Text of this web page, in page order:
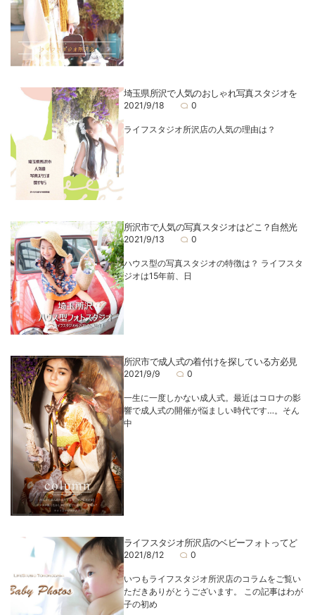
埼玉県所沢で人気のおしゃれ写真スタジオを
2021/9/18 0
ライフスタジオ所沢店の人気の理由は？
所沢市で人気の写真スタジオはどこ？自然光
2021/9/13 0
ハウス型の写真スタジオの特徴は？ ライフスタ
ジオは15年前、日
所沢市で成人式の着付けを探している方必見
2021/9/9 0
一生に一度しかない成人式。最近はコロナの影
響で成人式の開催が悩ましい時代です…。そん
中
ライフスタジオ所沢店のベビーフォトってど
2021/8/12 0
いつもライフスタジオ所沢店のコラムをご覧い
ただきありがとうございます。 この記事はわが
子の初め